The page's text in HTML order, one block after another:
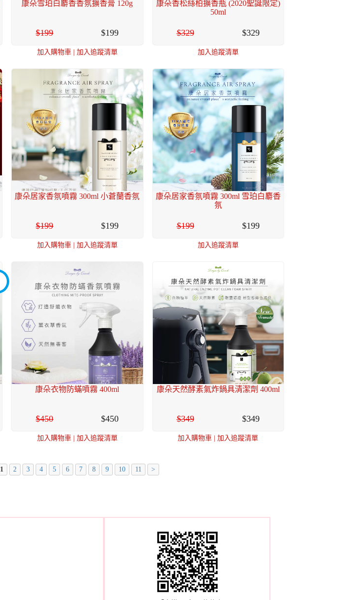
康朵雪珀白麝香香氛擴香膏 120g
199 199
加入購物車| 加入追蹤清單
康朵香松絲柏擴香瓶 (2020聖誕限定)
50ml
329 329
加入追蹤清單
康朵居家香氛噴霧 300ml 小蒼蘭香氛
199 199
加入購物車| 加入追蹤清單
康朵居家香氛噴霧 300ml 雪珀白麝香
氛
199 199
加入追蹤清單
康朵衣物防蟎噴霧 400ml
450 450
加入購物車| 加入追蹤清單
康朵天然酵素氣炸鍋具清潔劑 400ml
349 349
加入購物車 |加入追蹤清單
1 2 3 4 5 6 7 8 9 10 11 >